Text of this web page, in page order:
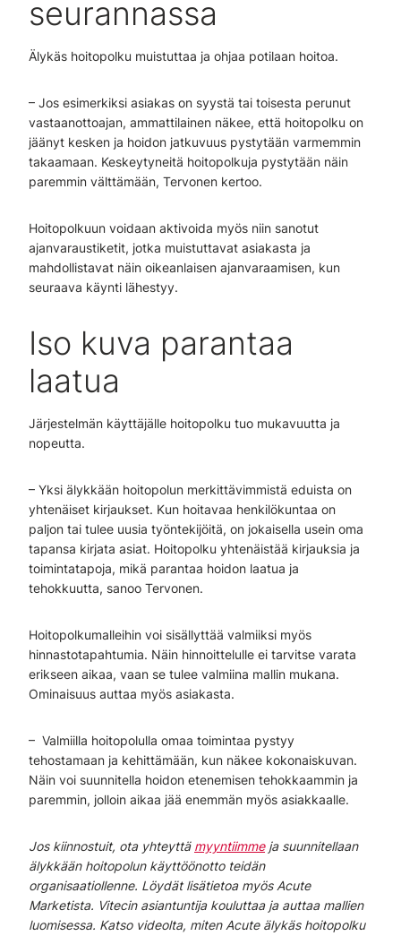
seurannassa
Älykäs hoitopolku muistuttaa ja ohjaa potilaan hoitoa.
– Jos esimerkiksi asiakas on syystä tai toisesta perunut
vastaanottoajan, ammattilainen näkee, että hoitopolku on
jäänyt kesken ja hoidon jatkuvuus pystytään varmemmin
takaamaan. Keskeytyneitä hoitopolkuja pystytään näin
paremmin välttämään, Tervonen kertoo.
Hoitopolkuun voidaan aktivoida myös niin sanotut
ajanvaraustiketit, jotka muistuttavat asiakasta ja
mahdollistavat näin oikeanlaisen ajanvaraamisen, kun
seuraava käynti lähestyy.
Iso kuva parantaa
laatua
Järjestelmän käyttäjälle hoitopolku tuo mukavuutta ja
nopeutta.
– Yksi älykkään hoitopolun merkittävimmistä eduista on
yhtenäiset kirjaukset. Kun hoitavaa henkilökuntaa on
paljon tai tulee uusia työntekijöitä, on jokaisella usein oma
tapansa kirjata asiat. Hoitopolku yhtenäistää kirjauksia ja
toimintatapoja, mikä parantaa hoidon laatua ja
tehokkuutta, sanoo Tervonen.
Hoitopolkumalleihin voi sisällyttää valmiiksi myös
hinnastotapahtumia. Näin hinnoittelulle ei tarvitse varata
erikseen aikaa, vaan se tulee valmiina mallin mukana.
Ominaisuus auttaa myös asiakasta.
– Valmiilla hoitopolulla omaa toimintaa pystyy
tehostamaan ja kehittämään, kun näkee kokonaiskuvan.
Näin voi suunnitella hoidon etenemisen tehokkaammin ja
paremmin, jolloin aikaa jää enemmän myös asiakkaalle.
Jos kiinnostuit, ota yhteyttä myyntiimmeja suunnitellaan
älykkään hoitopolun käyttöönotto teidän
organisaatiollenne. Löydät lisätietoa myös Acute
Marketista. Vitecin asiantuntija kouluttaa ja auttaa mallien
luomisessa. Katso videolta, miten Acute älykäs hoitopolku